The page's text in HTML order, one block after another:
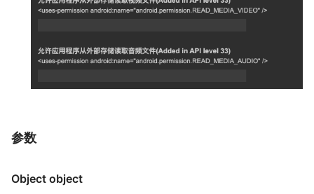
参数
Object object